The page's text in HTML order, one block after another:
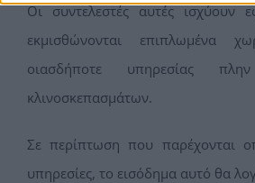
Οι συντελεστές αυτές ισχύουν
εκμισθώνονται επιπλωμένα
οιασδήποτε υπηρεσίας
κλινοσκεπασμάτων.
Σε περίπτωση που παρέχονται
υπηρεσίες, το εισόδημα αυτό θα